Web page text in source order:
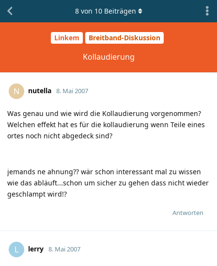
Linkem Breitband-Diskussion
Kollaudierung
8von 10Beiträgen
N nutella 8. Mai 2007
Was genau und wie wird die Kollaudierung vorgenommen?
Welchen effekt hat es für die kollaudierung wenn Teile eines
ortes noch nicht abgedeck sind?
jemands ne ahnung?? wär schon interessant mal zu wissen
wie das abläuft...schon um sicher zu gehen dass nicht wieder
geschlampt wird!?
Antworten
L lerry 8. Mai 2007